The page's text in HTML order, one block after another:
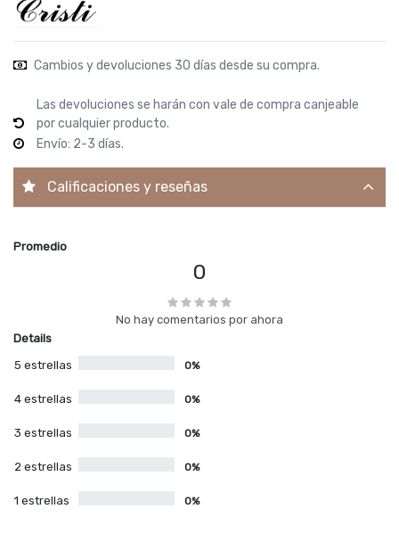
Cambios y devoluciones 30 días desde su compra.
Las devoluciones se harán con vale de compra canjeable
por cualquier producto.
Envío: 2-3 días.
Calificaciones y reseñas
Promedio
0
No hay comentarios por ahora
Details
5 estrellas
0%
4 estrellas 0%
3 estrellas 0%
2 estrellas 0%
1 estrellas 0%